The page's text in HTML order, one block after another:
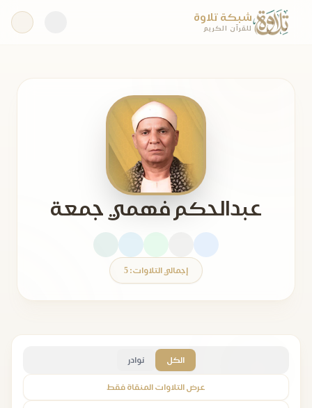
شبكة تلاوة
للقرآن الكريم
عبدالحكم فهمي جمعة
إجمالي التلاوات: 5
الكل نوادر
عرض التلاوات المنقاة فقط